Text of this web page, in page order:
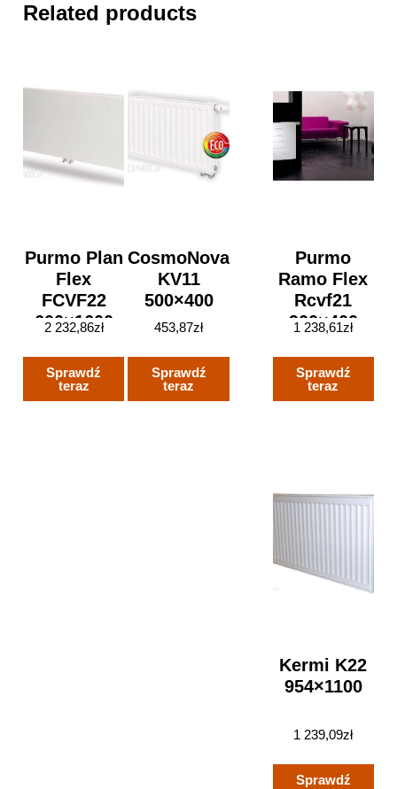
Related products
Purmo Plan
Flex
FCVF22
600×1600
2 232,86zł
Sprawdź
teraz
Purmo
Ramo Flex
Rcvf21
900×400
1 238,61zł
Sprawdź
teraz
CosmoNova
KV11
500×400
453,87zł
Sprawdź
teraz
Kermi K22
954×1100
1 239,09zł
Sprawdź